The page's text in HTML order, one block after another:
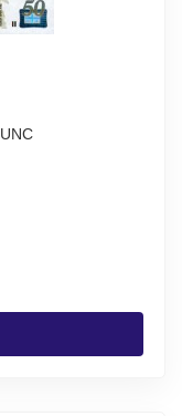
Грузия 50 лари 2008 Царица Тамара UNC